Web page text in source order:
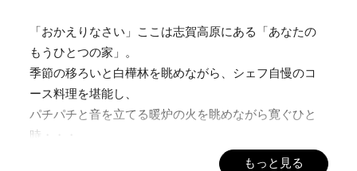
「おかえりなさい」ここは志賀高原にある「あなたの
もうひとつの家」。
季節の移ろいと白樺林を眺めながら、シェフ自慢のコ
ース料理を堪能し、
パチパチと音を立てる暖炉の火を眺めながら寛ぐひと
時・・・
もっと見る